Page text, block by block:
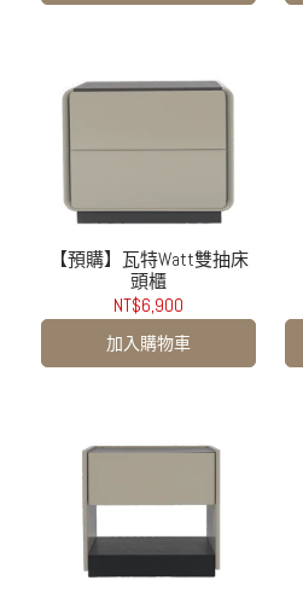
【預購】瓦特Watt雙抽床
頭櫃
NT$6,900
加入購物車